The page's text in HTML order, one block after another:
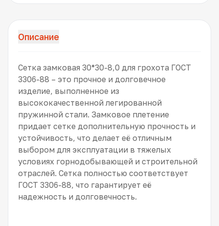
Описание
Сетка замковая 30*30-8,0 для грохота ГОСТ
3306-88 – это прочное и долговечное
изделие, выполненное из
высококачественной легированной
пружинной стали. Замковое плетение
придает сетке дополнительную прочность и
устойчивость, что делает её отличным
выбором для эксплуатации в тяжелых
условиях горнодобывающей и строительной
отраслей. Сетка полностью соответствует
ГОСТ 3306-88, что гарантирует её
надежность и долговечность.